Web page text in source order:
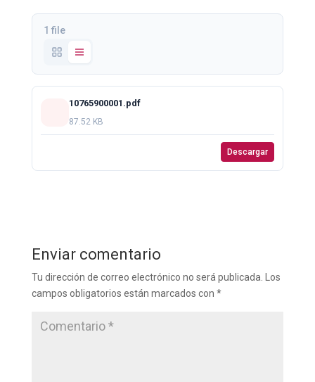
1 file
10765900001.pdf
87.52 KB
Descargar
Enviar comentario
Tu dirección de correo electrónico no será publicada.
Los
campos obligatorios están marcados con *